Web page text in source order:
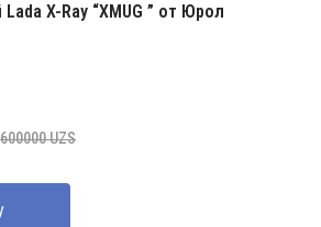
X-Ray “XMUG ” от Юрол
UZS